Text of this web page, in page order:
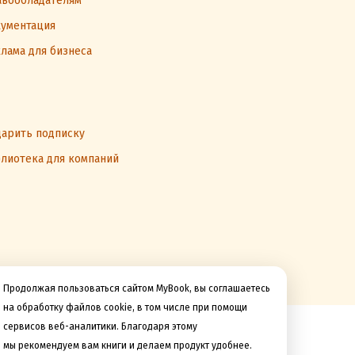
Продолжая пользоваться сайтом MyBook, вы соглашаетесь
на обработку файлов cookie, в том числе при помощи
сервисов веб-аналитики. Благодаря этому
мы рекомендуем вам книги и делаем продукт удобнее.
для бизнеса
подписку
для компаний